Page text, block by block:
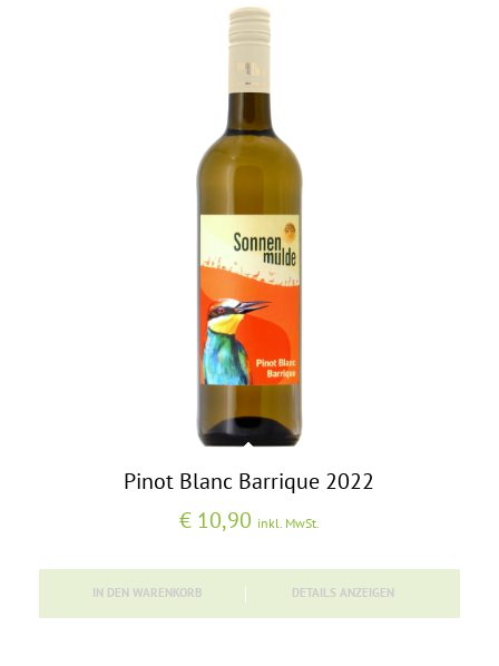
Pinot Blanc Barrique 2022
€10,90 inkl. MwSt.
IN DEN WARENKORB DETAILS ANZEIGEN